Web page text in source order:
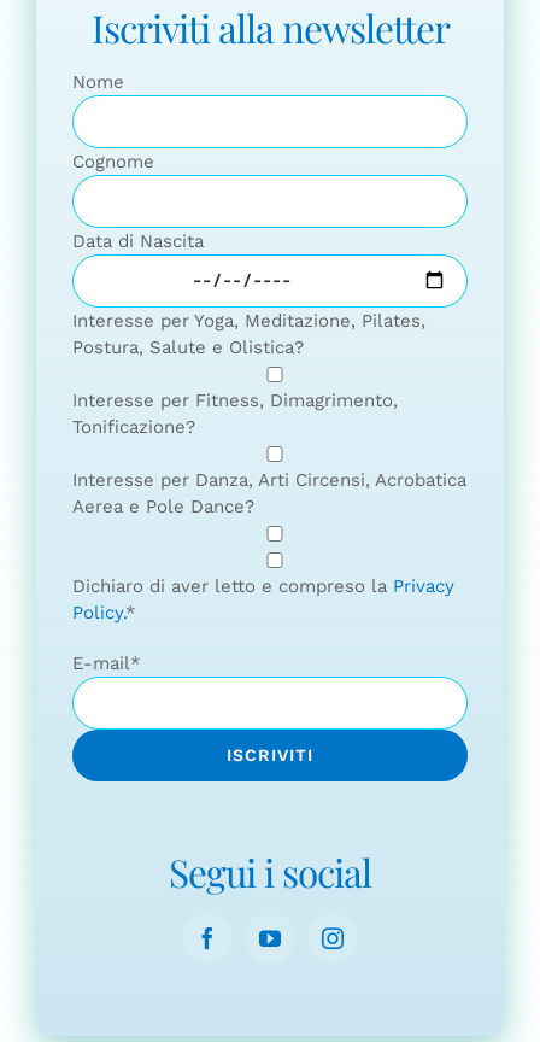
Iscriviti alla newsletter
Nome
Cognome
Data di Nascita
Interesse per Yoga, Meditazione, Pilates,
Postura, Salute e Olistica?
Interesse per Fitness, Dimagrimento,
Tonificazione?
Interesse per Danza, Arti Circensi, Acrobatica
Aerea e Pole Dance?
Dichiaro di aver letto e compreso la Privacy
Policy.*
E-mail*
Segui i social